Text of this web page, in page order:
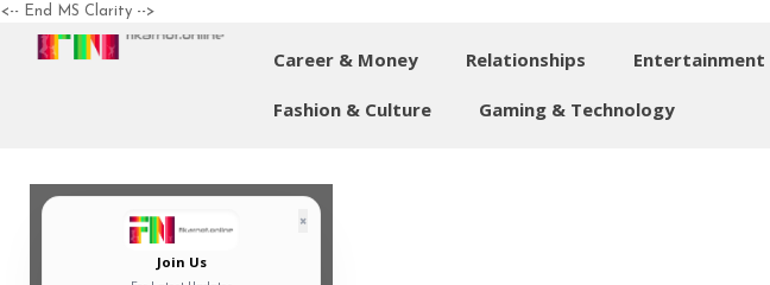
<-- End MS Clarity -->
Career & Money Relationships Entertainment
Fashion & Culture Gaming & Technology
×
Join Us